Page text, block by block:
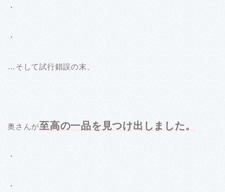
・
・
…そして試行錯誤の末、
奥さんが至高の一品を見つけ出しました。
・
・